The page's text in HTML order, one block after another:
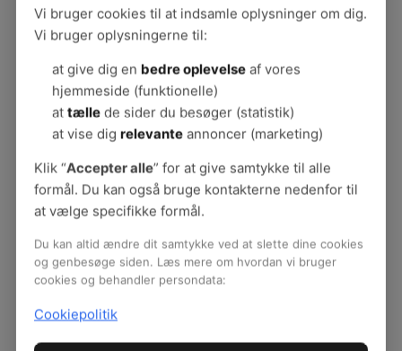
Se hele temaet
Tag godt imod de nye
Fakta om god modtagelse
Guider til den gode modtagelse
Sikkert fodfæste
Vi bruger cookies til at indsamle oplysninger om dig.
Vi bruger oplysningerne til:
at give dig en bedre oplevelseaf vores
hjemmeside (funktionelle)
at tællede sider du besøger (statistik)
at vise dig relevanteannoncer (marketing)
Klik “Accepter alle” for at give samtykke til alle
formål. Du kan også bruge kontakterne nedenfor til
at vælge specifikke formål.
Du kan altid ændre dit samtykke ved at slette dine cookies
og genbesøge siden. Læs mere om hvordan vi bruger
cookies og behandler persondata:
Cookiepolitik